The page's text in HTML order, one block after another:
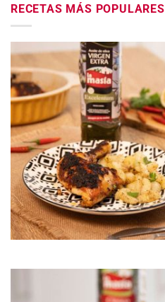
RECETAS MÁS POPULARES